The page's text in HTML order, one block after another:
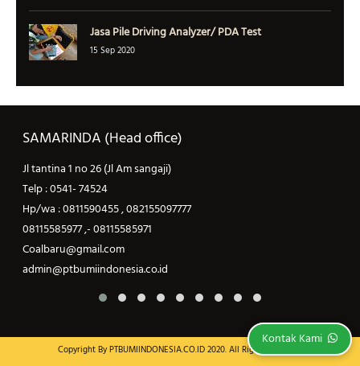
Jasa Pile Driving Analyzer/ PDA Test
15 Sep 2020
SAMARINDA (Head office)
Jl tantina 1 no 26 (Jl Am sangaji)
Telp : 0541- 74524
Hp/wa : 0811590455 , 082155097777
08115585977 ,- 08115585971
Coalbaru@gmail.com
admin@ptbumiindonesia.co.id
Copyright ByPTBUMIINDONESIA.CO.ID2020. All Right Reserved.
Kontak Kami